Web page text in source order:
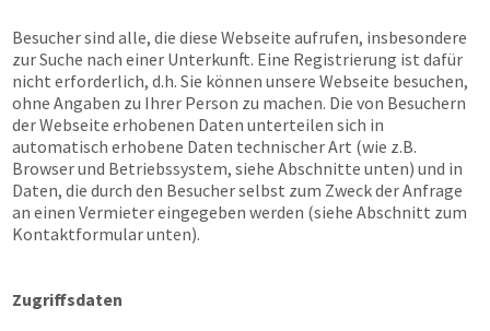
Besucher sind alle, die diese Webseite aufrufen, insbesondere
zur Suche nach einer Unterkunft. Eine Registrierung ist dafür
nicht erforderlich, d.h. Sie können unsere Webseite besuchen,
ohne Angaben zu Ihrer Person zu machen. Die von Besuchern
der Webseite erhobenen Daten unterteilen sich in
automatisch erhobene Daten technischer Art (wie z.B.
Browser und Betriebssystem, siehe Abschnitte unten) und in
Daten, die durch den Besucher selbst zum Zweck der Anfrage
an einen Vermieter eingegeben werden (siehe Abschnitt zum
Kontaktformular unten).
Zugriffsdaten